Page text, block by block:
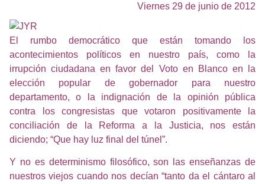
Viernes 29 de junio de 2012
El rumbo democrático que están tomando los
acontecimientos políticos en nuestro país, como la
irrupción ciudadana en favor del Voto en Blanco en la
elección popular de gobernador para nuestro
departamento, o la indignación de la opinión pública
contra los congresistas que votaron positivamente la
conciliación de la Reforma a la Justicia, nos están
diciendo; “Que hay luz final del túnel”.
Y no es determinismo filosófico, son las enseñanzas de
nuestros viejos cuando nos decían “tanto da el cántaro al